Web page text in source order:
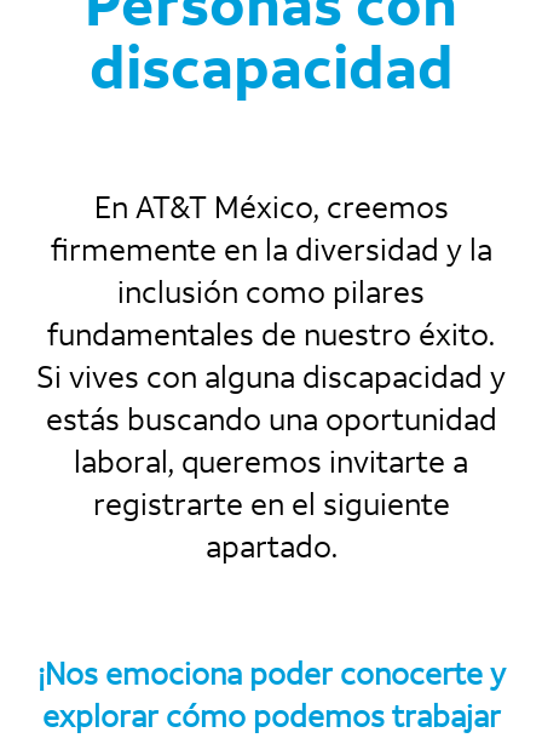
discapacidad
En AT&T México, creemos
firmemente en la diversidad y la
inclusión como pilares
fundamentales de nuestro éxito.
Si vives con alguna discapacidad y
estás buscando una oportunidad
laboral, queremos invitarte a
registrarte en el siguiente
apartado.
¡Nos emociona poder conocerte y
explorar cómo podemos trabajar